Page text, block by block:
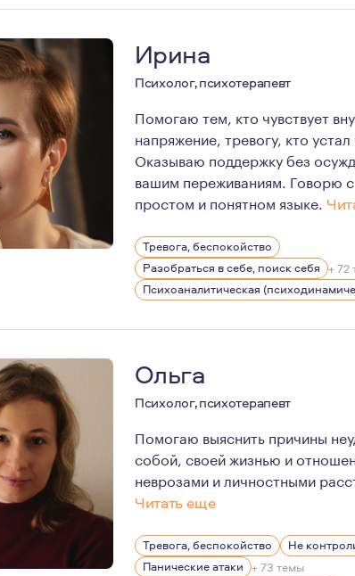
Ирина
Психолог, психотерапевт
Помогаю тем, кто чувствует
напряжение, тревогу, кто устал
Оказываю поддержку без
вашим переживаниям. Говорю
простом и понятном языке.
Более 11 лет личной терапии.
5 лет практики
Образование: Магистр
Тревога, беспокойство
Разобраться в себе, поиск себя + 72
Психоаналитическая
Ольга
Психолог, психотерапевт
Помогаю выяснить причины
собой, своей жизнью и
неврозами и личностными
Читать еще
В работе я сочетаю
Мои личные интересы
Тревога, беспокойство
Не
Панические атаки + 73 темы